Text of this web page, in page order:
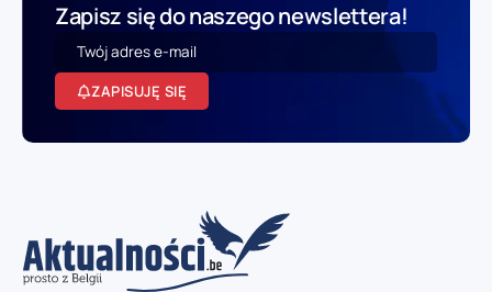
Zapisz się do naszego newslettera!
ZAPISUJĘ SIĘ